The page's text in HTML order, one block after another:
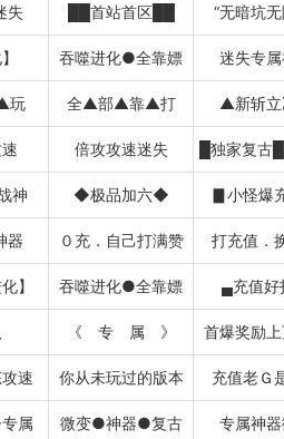
失 ██首站首区██ “无暗坑
吞噬进化●全靠嫖 迷失专
玩 全▲部▲靠▲打 ▲新斩
倍攻攻速迷失
神 ◆极品加六◆ ▊小怪爆
器 ０充．自己打满赞 打充值．
】 吞噬进化●全靠嫖 ▄充值好
《 专 属 》 首爆奖励
速 你从未玩过的版本 充值老Ｇ
属 微变●神器●复古 专属神